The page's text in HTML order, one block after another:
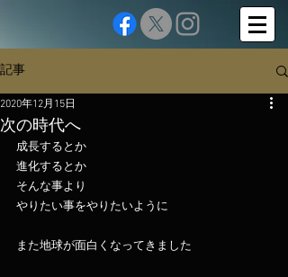
記事
次の時代へ
2020年12月15日
成長するとか
進化するとか
そんな事より
やりたい事をやりたいように
また地球が面白くなってきました